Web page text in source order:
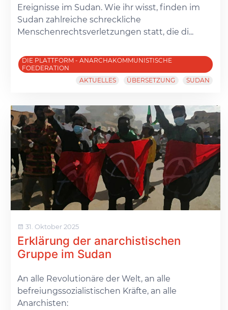
Ereignisse im Sudan. Wie ihr wisst, finden im
Sudan zahlreiche schreckliche
Menschenrechtsverletzungen statt, die di...
DIE PLATTFORM - ANARCHAKOMMUNISTISCHE
FOEDERATION
AKTUELLES
ÜBERSETZUNG SUDAN
31. Oktober 2025
Erklärung der anarchistischen
Gruppe im Sudan
An alle Revolutionäre der Welt, an alle
befreiungssozialistischen Kräfte, an alle
Anarchisten: